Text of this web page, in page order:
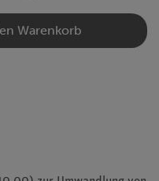
Warenkorb